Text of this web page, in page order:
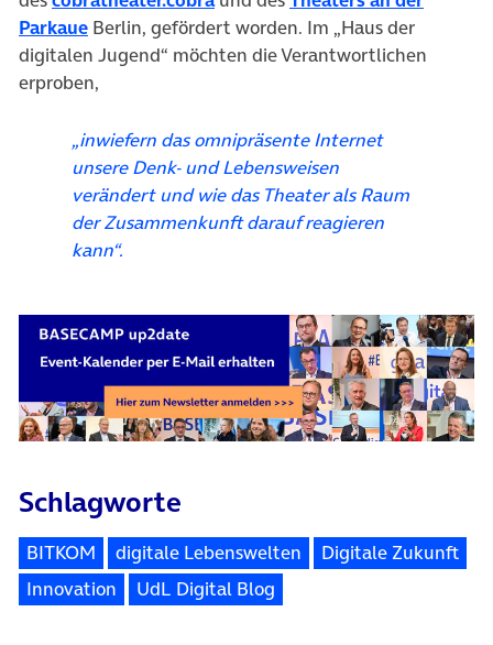
Parkaue(öffnet in neuem Tab)
Berlin, gefördert worden. Im „Haus der
digitalen Jugend“ möchten die Verantwortlichen
erproben,
„inwiefern das omnipräsente Internet
unsere Denk- und Lebensweisen
verändert und wie das Theater als Raum
der Zusammenkunft darauf reagieren
kann“.
Schlagworte
BITKOM digitale Lebenswelten
Digitale Zukunft
Innovation
UdL Digital Blog